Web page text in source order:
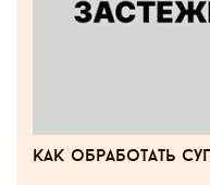
как обработать